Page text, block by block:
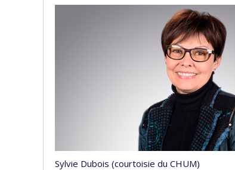
Sylvie Dubois (courtoisie du CHUM)